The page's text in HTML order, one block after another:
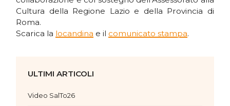
Cultura della Regione Lazio e della Provincia di
Roma.
Scarica la locandina e il comunicato stampa.
ULTIMI ARTICOLI
Video SalTo26